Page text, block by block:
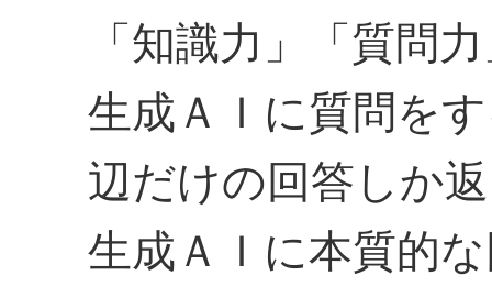
「知識力」「質問
生成ＡＩに質問を
辺だけの回答しか
生成ＡＩに本質的